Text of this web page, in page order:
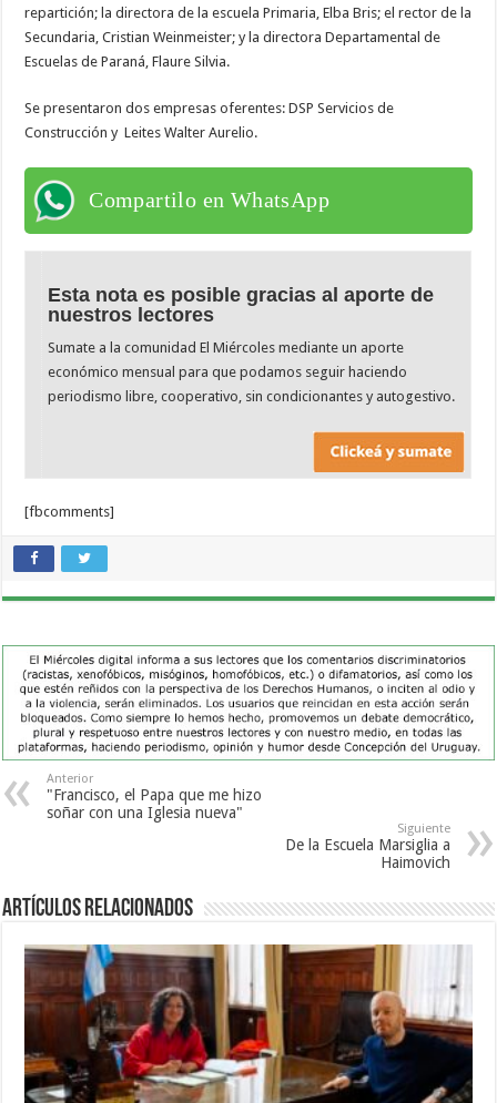
repartición; la directora de la escuela Primaria, Elba Bris; el rector de la
Secundaria, Cristian Weinmeister; y la directora Departamental de
Escuelas de Paraná, Flaure Silvia.
Se presentaron dos empresas oferentes: DSP Servicios de
Construcción y Leites Walter Aurelio.
Compartilo en WhatsApp
Esta nota es posible gracias al aporte de
nuestros lectores
Sumate a la comunidad El Miércoles mediante un aporte
económico mensual para que podamos seguir haciendo
periodismo libre, cooperativo, sin condicionantes y autogestivo.
[fbcomments]
Anterior
"Francisco, el Papa que me hizo
soñar con una Iglesia nueva"
Siguiente
De la Escuela Marsiglia a
Haimovich
Artículos Relacionados